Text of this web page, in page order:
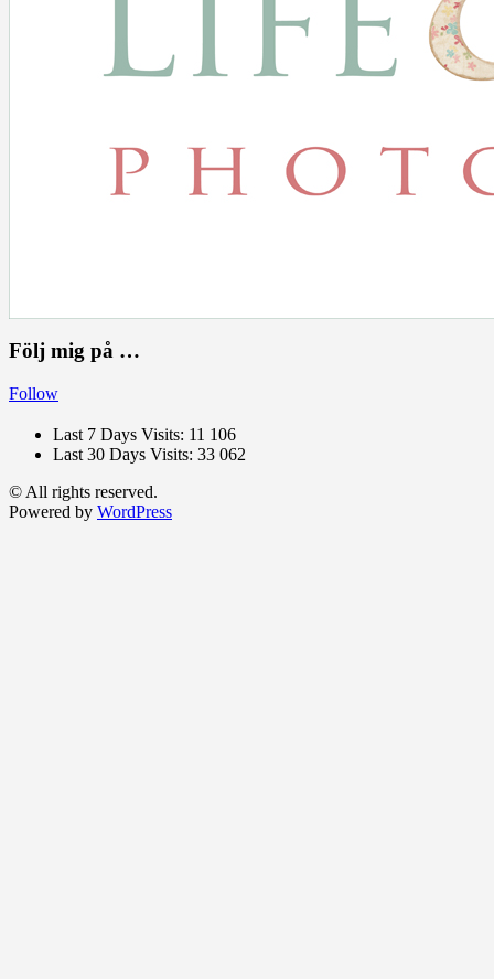
Följ mig på …
Follow
Last 7 Days Visits: 11 106
Last 30 Days Visits: 33 062
© All rights reserved.
Powered by WordPress